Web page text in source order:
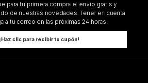
para tu primera compra el envío gratis y
de nuestras novedades. Tener en cuenta
a tu correo en las próximas 24 horas.
¡Haz clic para recibir tu cupón!